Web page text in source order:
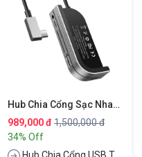
Hub Chia Cổng Sạc Nhanh Type-C Đa Năng 6 In 1 Hiệu Baseus Bend Angel No 7
989,000 đ 1,500,000 đ
34% Off